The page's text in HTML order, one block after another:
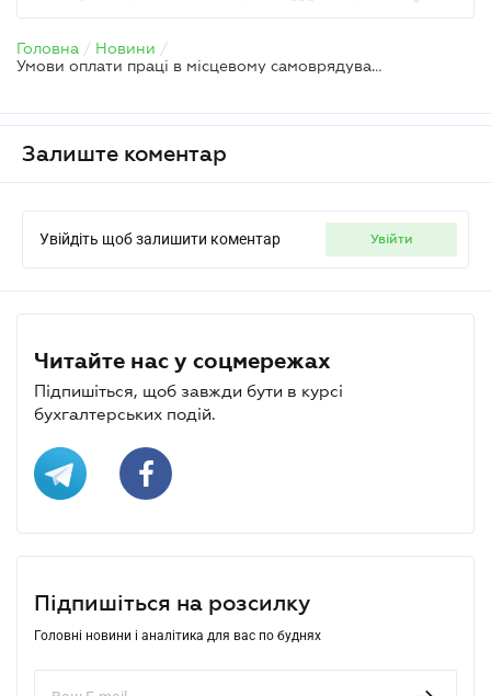
Головна / Новини /
Умови оплати праці в місцевому самоврядуванні хочуть доповнити двома правилами – законопроєкт
Залиште коментар
Увійдіть щоб залишити коментар увійти
Читайте нас у соцмережах
Підпишіться, щоб завжди бути в курсі
бухгалтерських подій.
Підпишіться на розсилку
Головні новини і аналітика для вас по буднях